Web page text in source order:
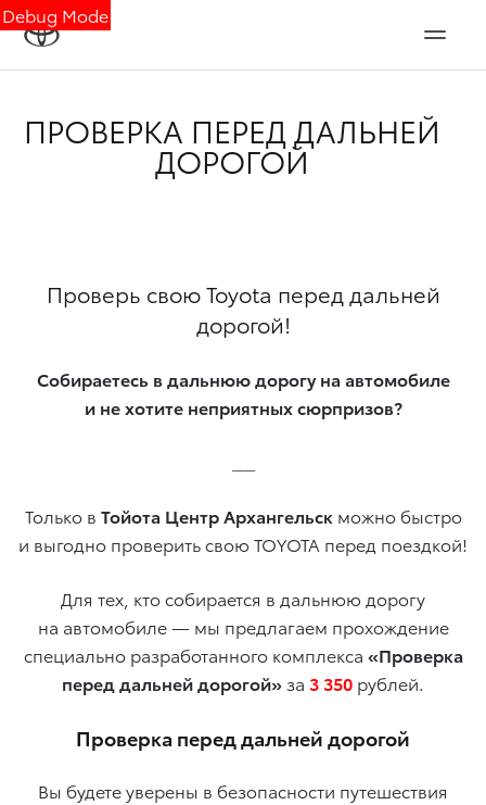
Debug Mode
ПРОВЕРКА ПЕРЕД ДАЛЬНЕЙ
ДОРОГОЙ
Проверь свою Toyota перед дальней
дорогой!
Собираетесь в дальнюю дорогу на автомобиле
и не хотите неприятных сюрпризов?
Только в Тойота Центр Архангельскможно быстро
и выгодно проверить свою TOYOTA перед поездкой!
Для тех, кто собирается в дальнюю дорогу
на автомобиле — мы предлагаем прохождение
специально разработанного комплекса «Проверка
перед дальней дорогой»за 3 350 рублей.
Проверка перед дальней дорогой
Вы будете уверены в безопасности путешествия